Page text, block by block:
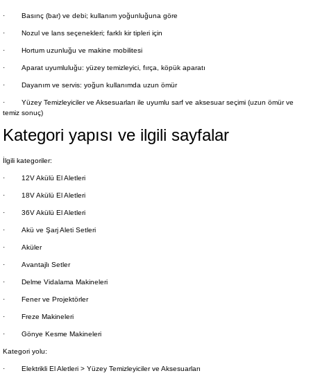
· Basınç (bar) ve debi; kullanım yoğunluğuna göre
· Nozul ve lans seçenekleri; farklı kir tipleri için
· Hortum uzunluğu ve makine mobilitesi
· Aparat uyumluluğu: yüzey temizleyici, fırça, köpük aparatı
· Dayanım ve servis: yoğun kullanımda uzun ömür
·
Yüzey Temizleyiciler ve Aksesuarları ile uyumlu sarf ve aksesuar seçimi (uzun ömür ve
temiz sonuç)
Kategori yapısı ve ilgili sayfalar
İlgili kategoriler:
· 12V Akülü El Aletleri
· 18V Akülü El Aletleri
· 36V Akülü El Aletleri
· Akü ve Şarj Aleti Setleri
· Aküler
· Avantajlı Setler
· Delme Vidalama Makineleri
· Fener ve Projektörler
· Freze Makineleri
· Gönye Kesme Makineleri
Kategori yolu:
· Elektrikli El Aletleri > Yüzey Temizleyiciler ve Aksesuarları